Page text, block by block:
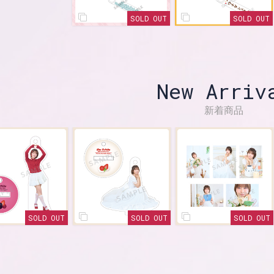
SOLD OUT SOLD OUT
New
新着商品
SOLD OUT SOLD OUT SOLD OUT